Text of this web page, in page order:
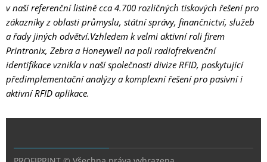
v naší referenční listině cca 4.700 rozličných tiskových řešení pro
zákazníky z oblasti průmyslu, státní správy, finančnictví, služeb
a řady jiných odvětví.Vzhledem k velmi aktivní roli firem
Printronix, Zebra a Honeywell na poli radiofrekvenční
identifikace vznikla v naší společnosti divize RFID, poskytující
předimplementační analýzy a komplexní řešení pro pasivní i
aktivní RFID aplikace.